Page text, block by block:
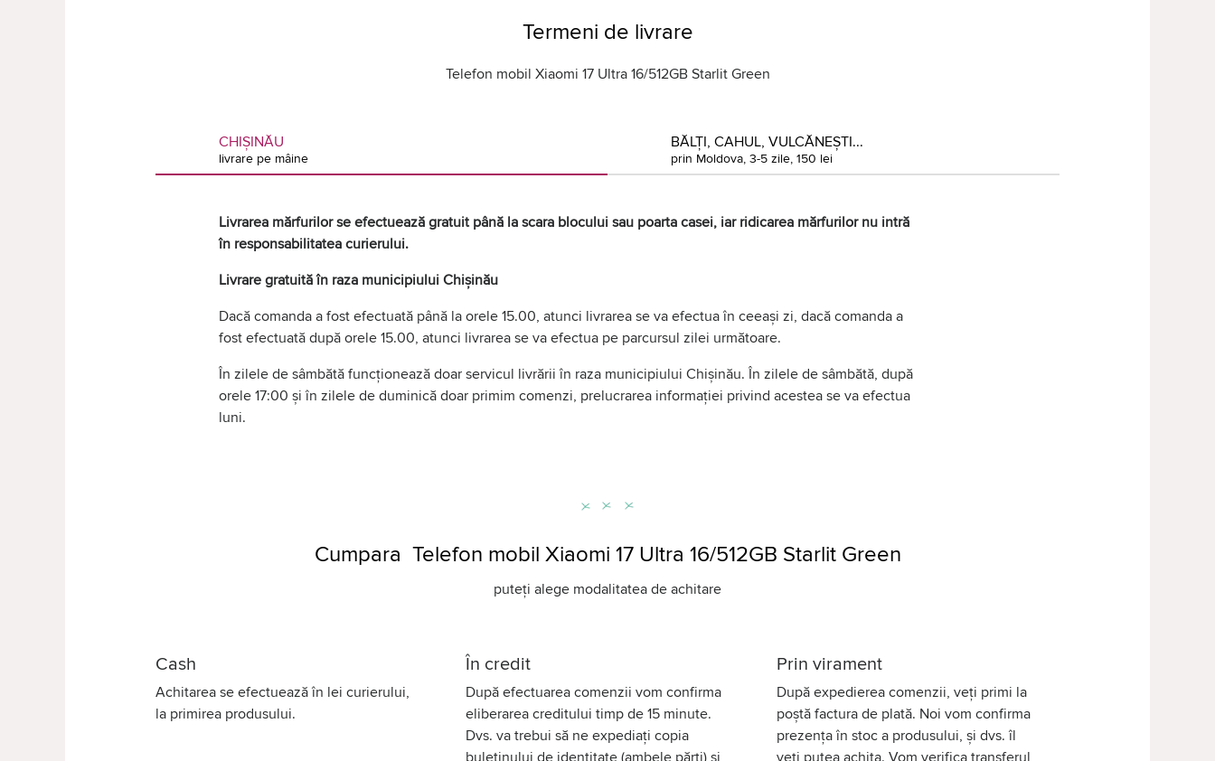
Termeni de livrare
Telefon mobil Xiaomi 17 Ultra 16/512GB Starlit Green
CHIȘINĂU
livrare pe mâine
BĂLȚI, CAHUL, VULCĂNEȘTI...
prin Moldova, 3-5 zile, 150 lei
Livrarea mărfurilor se efectuează gratuit până la scara blocului sau poarta casei, iar ridicarea mărfurilor nu intră
în responsabilitatea curierului.
Livrare gratuită în raza municipiului Chișinău
Dacă comanda a fost efectuată până la orele 15.00, atunci livrarea se va efectua în ceeași zi, dacă comanda a
fost efectuată după orele 15.00, atunci livrarea se va efectua pe parcursul zilei următoare.
În zilele de sâmbătă funcționează doar servicul livrării în raza municipiului Chișinău. În zilele de sâmbătă, după
orele 17:00 și în zilele de duminică doar primim comenzi, prelucrarea informației privind acestea se va efectua
luni.
Cumpara Telefon mobil Xiaomi 17 Ultra 16/512GB Starlit Green
puteți alege modalitatea de achitare
Cash
Achitarea se efectuează în lei curierului,
la primirea produsului.
În credit
După efectuarea comenzii vom confirma
eliberarea creditului timp de 15 minute.
Dvs. va trebui să ne expediați copia
buletinului de identitate (ambele părți) și
Prin virament
După expedierea comenzii, veți primi la
poștă factura de plată. Noi vom confirma
prezența în stoc a produsului, și dvs. îl
veți putea achita. Vom verifica transferul